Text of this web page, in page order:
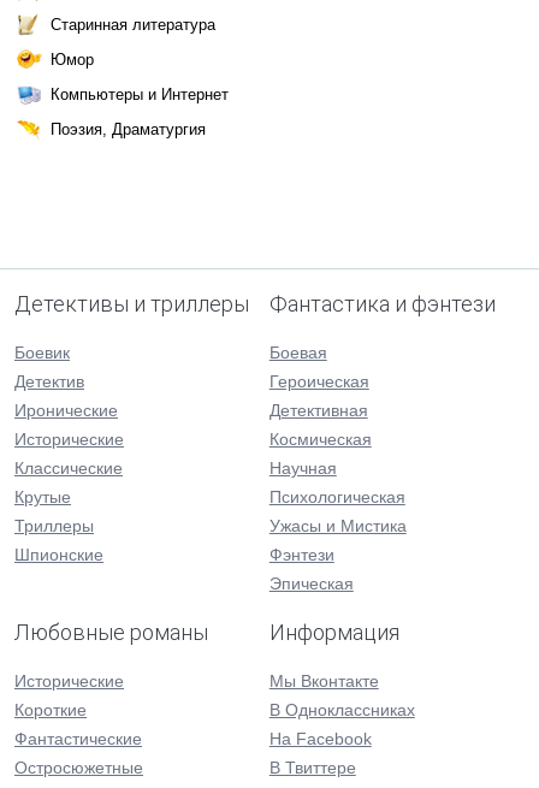
Старинная литература
Юмор
Компьютеры и Интернет
Поэзия, Драматургия
Детективы и триллеры
Боевик
Детектив
Иронические
Исторические
Классические
Крутые
Триллеры
Шпионские
Фантастика и фэнтези
Боевая
Героическая
Детективная
Космическая
Научная
Психологическая
Ужасы и Мистика
Фэнтези
Эпическая
Любовные романы
Исторические
Короткие
Фантастические
Остросюжетные
Информация
Мы Вконтакте
В Одноклассниках
На Facebook
В Твиттере